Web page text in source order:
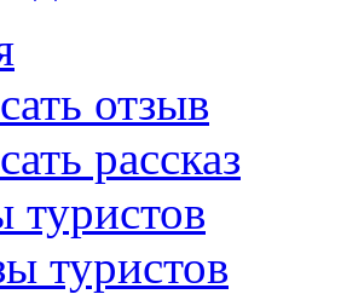
отзыв
рассказ
туристов
туристов